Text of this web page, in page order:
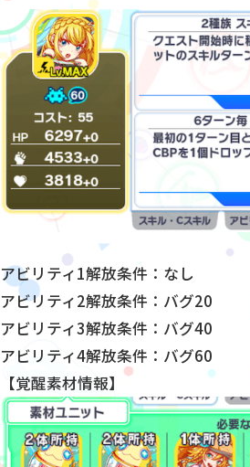
アビリティ1解放条件：なし
アビリティ2解放条件：バグ20
アビリティ3解放条件：バグ40
アビリティ4解放条件：バグ60
【覚醒素材情報】